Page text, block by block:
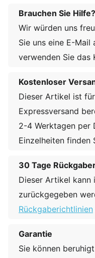
Brauchen Sie Hilfe?
Wir würden uns
Sie uns eine E-Mail
verwenden Sie das
Kostenloser
Dieser Artikel ist
Expressversand
2-4 Werktagen per
Einzelheiten finden
30 Tage
Dieser Artikel kann
zurückgegeben
Rückgaberichtlinien
Garantie
Sie können